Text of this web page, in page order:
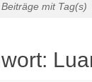
Beiträge mit Tag(s)